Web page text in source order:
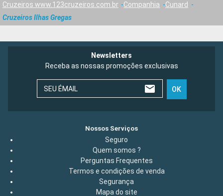
Cruzeiros www.123cruzeiros.com.br Companhia
Cunard
Cruzeiros Ilhas Gregas
Newsletters
Receba as nossas promoções exclusivas
SEU ÉMAIL OK
Nossos Serviços
Seguro
Quem somos ?
Perguntas Frequentes
Termos e condições de venda
Segurança
Mapa do site